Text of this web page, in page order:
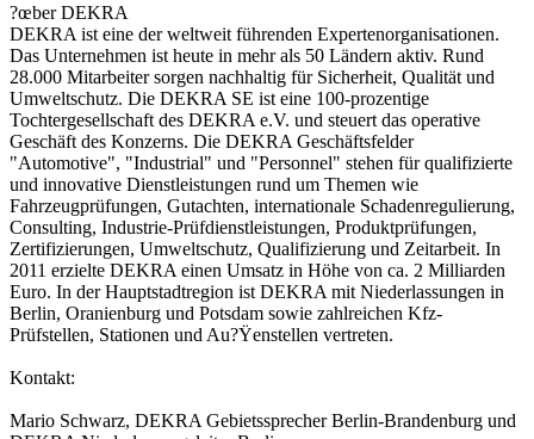
?œber DEKRA
DEKRA ist eine der weltweit führenden Expertenorganisationen.
Das Unternehmen ist heute in mehr als 50 Ländern aktiv. Rund
28.000 Mitarbeiter sorgen nachhaltig für Sicherheit, Qualität und
Umweltschutz. Die DEKRA SE ist eine 100-prozentige
Tochtergesellschaft des DEKRA e.V. und steuert das operative
Geschäft des Konzerns. Die DEKRA Geschäftsfelder
"Automotive", "Industrial" und "Personnel" stehen für qualifizierte
und innovative Dienstleistungen rund um Themen wie
Fahrzeugprüfungen, Gutachten, internationale Schadenregulierung,
Consulting, Industrie-Prüfdienstleistungen, Produktprüfungen,
Zertifizierungen, Umweltschutz, Qualifizierung und Zeitarbeit. In
2011 erzielte DEKRA einen Umsatz in Höhe von ca. 2 Milliarden
Euro. In der Hauptstadtregion ist DEKRA mit Niederlassungen in
Berlin, Oranienburg und Potsdam sowie zahlreichen Kfz-
Prüfstellen, Stationen und Au?Ÿenstellen vertreten.
Kontakt:
Mario Schwarz, DEKRA Gebietssprecher Berlin-Brandenburg und